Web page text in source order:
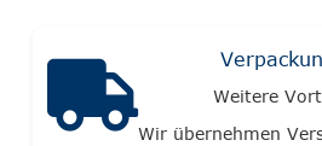
Weitere
Wir übernehmen